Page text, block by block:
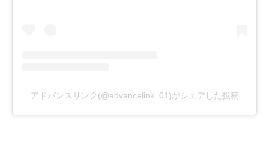
アドバンスリンク(@advancelink_01)がシェアした投稿